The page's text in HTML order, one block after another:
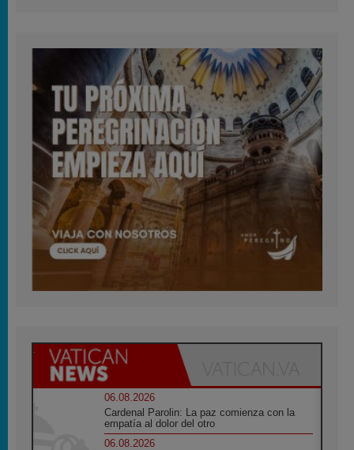
06.08.2026
Cardenal Parolin: La paz comienza con la
empatía al dolor del otro
06.08.2026